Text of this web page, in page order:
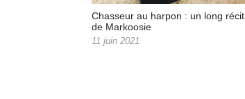
Chasseur au harpon : un long récit
de Markoosie
11 juin 2021